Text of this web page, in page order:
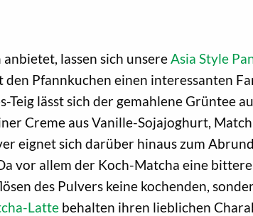
lassen sich unsere Asia Style
Pfannkuchen einen interessanten
lässt sich der gemahlene Grüntee
Creme aus Vanille-Sojajoghurt,
eignet sich darüber hinaus zum
vor allem der Koch-Matcha eine
des Pulvers keine kochenden,
Latte behalten ihren lieblichen